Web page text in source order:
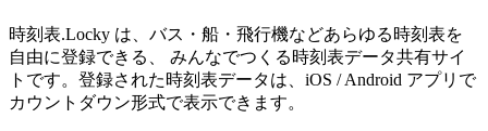
時刻表.Locky は、バス・船・飛行機などあらゆる時刻表を
自由に登録できる、 みんなでつくる時刻表データ共有サイ
トです。登録された時刻表データは、iOS / Android アプリで
カウントダウン形式で表示できます。